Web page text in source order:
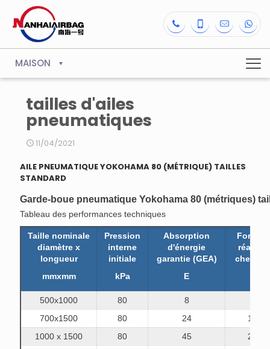
MAISON
tailles d'ailes
pneumatiques
11/04/2021
AILE PNEUMATIQUE YOKOHAMA 80 (MÉTRIQUE) TAILLES
STANDARD
Garde-boue pneumatique Yokohama 80 (métriques)
Tableau des performances techniques
Taille nominale
diamètre x
longueur
mmxmm
Pression
interne
initiale
kPa
Absorption
d'énergie
garantie (GEA)
E
Force
chez
500x1000 80 8
700x1500
80 24
180
1000 x 1500
80 45
239